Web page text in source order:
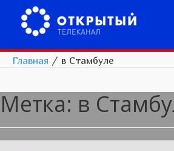
Главная / в Стамбуле
Метка: в